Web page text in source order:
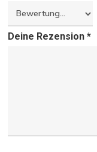
Deine Rezension*